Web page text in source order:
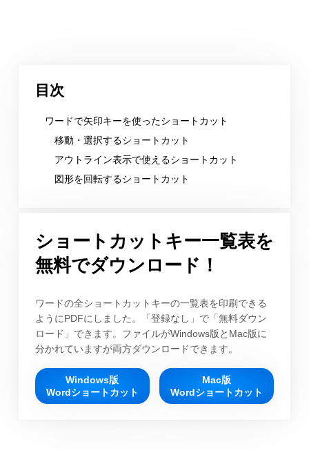
目次
ワードで矢印キーを使ったショートカット
移動・選択するショートカット
アウトライン表示で使えるショートカット
図形を回転するショートカット
ショートカットキー一覧表を
無料でダウンロード！
ワードの全ショートカットキーの一覧表を印刷できる
ようにPDFにしました。「登録なし」で「無料ダウン
ロード」できます。ファイルがWindows版とMac版に
分かれていますが両方ダウンロードできます。
Windows版
Wordショートカット
Mac版
Wordショートカット